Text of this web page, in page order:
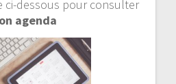
ci-dessous pour consulter
agenda